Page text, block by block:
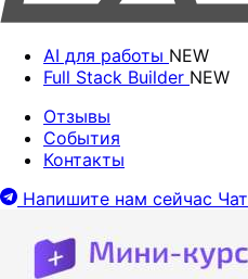
AI для работы NEW
Full Stack Builder NEW
Отзывы
События
Контакты
Напишите нам сейчас Чат